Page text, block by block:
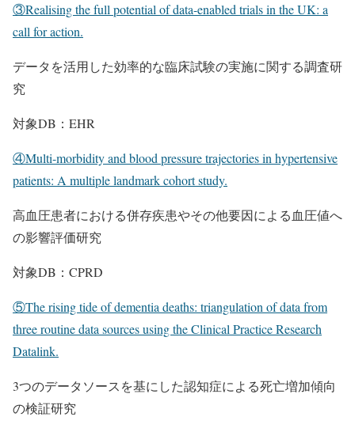
③Realising the full potential of data-enabled trials in the UK: a
call for action.
データを活用した効率的な臨床試験の実施に関する調査研
究
対象DB：EHR
④Multi-morbidity and blood pressure trajectories in hypertensive
patients: A multiple landmark cohort study.
高血圧患者における併存疾患やその他要因による血圧値へ
の影響評価研究
対象DB：CPRD
⑤The rising tide of dementia deaths: triangulation of data from
three routine data sources using the Clinical Practice Research
Datalink.
3つのデータソースを基にした認知症による死亡増加傾向
の検証研究